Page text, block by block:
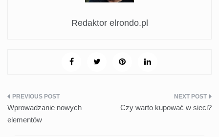
Redaktor elrondo.pl
Nawigacja
wpisu
Wprowadzanie nowych
elementów
Czy warto kupować w sieci?